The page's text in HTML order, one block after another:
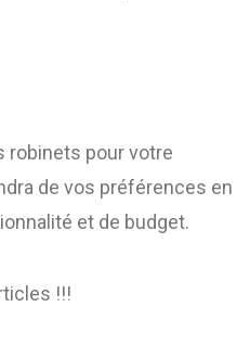
robinets pour votre
de vos préférences en
et de budget.
!!!